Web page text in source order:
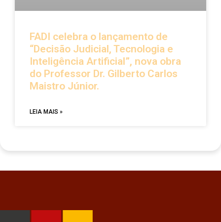
FADI celebra o lançamento de
“Decisão Judicial, Tecnologia e
Inteligência Artificial”, nova obra
do Professor Dr. Gilberto Carlos
Maistro Júnior.
LEIA MAIS »